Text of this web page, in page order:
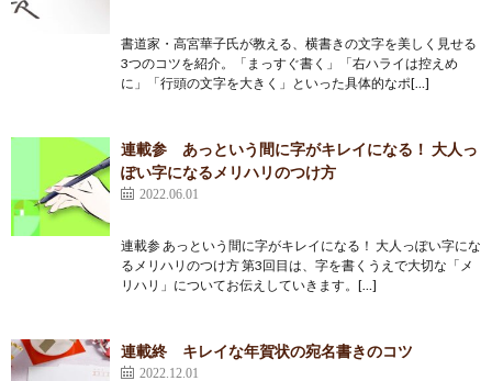
書道家・高宮華子氏が教える、横書きの文字を美しく見せる
3つのコツを紹介。「まっすぐ書く」「右ハライは控えめ
に」「行頭の文字を大きく」といった具体的なポ[…]
連載参 あっという間に字がキレイになる！ 大人っ
ぽい字になるメリハリのつけ方
2022.06.01
連載参 あっという間に字がキレイになる！ 大人っぽい字にな
るメリハリのつけ方 第3回目は、字を書くうえで大切な「メ
リハリ」についてお伝えしていきます。[…]
連載終 キレイな年賀状の宛名書きのコツ
2022.12.01